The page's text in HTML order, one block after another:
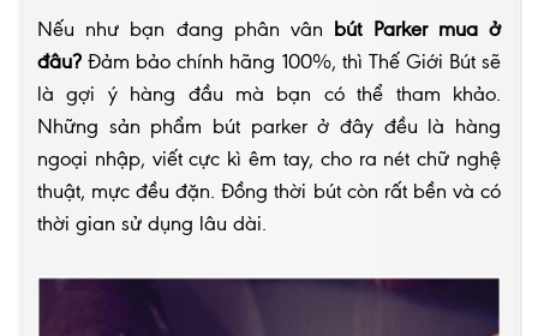
Nếu như bạn đang phân vân bút Parker mua ở
đâu? Đảm bảo chính hãng 100%, thì Thế Giới Bút sẽ
là gợi ý hàng đầu mà bạn có thể tham khảo.
Những sản phẩm bút parker ở đây đều là hàng
ngoại nhập, viết cực kì êm tay, cho ra nét chữ nghệ
thuật, mực đều đặn. Đồng thời bút còn rất bền và có
thời gian sử dụng lâu dài.